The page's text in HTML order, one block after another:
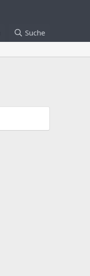
Suche